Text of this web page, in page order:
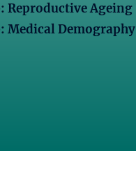
Reproductive Ageing
Medical Demography